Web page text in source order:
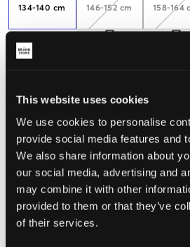
This website uses cookies
We use cookies to personalise
provide social media features and
We also share information about
our social media, advertising and
may combine it with other
provided to them or that they’ve
of their services.
134-140 cm
magazynie
146-152 cm 158-164
Opinia o rozmiarze
Mały Idealny
WYBIERZ SWÓJ